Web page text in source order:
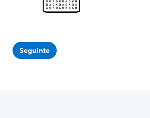
Seguinte